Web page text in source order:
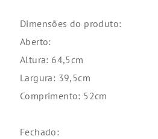
Dimensões do produto:
Aberto:
Altura: 64,5cm
Largura: 39,5cm
Comprimento: 52cm
Fechado: